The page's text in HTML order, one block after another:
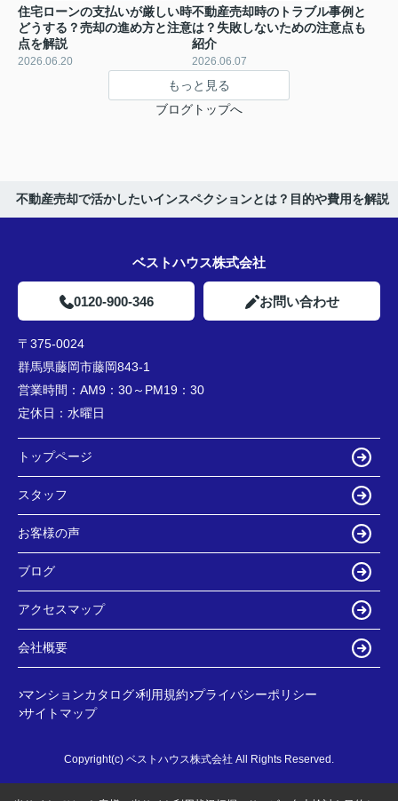
住宅ローンの支払いが厳しい時
どうする？売却の進め方と注意
点を解説
2026.06.20
不動産売却時のトラブル事例と
は？失敗しないための注意点も
紹介
2026.06.07
もっと見る
ブログトップへ
不動産売却で活かしたいインスペクションとは？目的や費用を解説
ベストハウス株式会社
0120-900-346 お問い合わせ
〒375-0024
群馬県藤岡市藤岡843-1
営業時間： AM9：30～PM19：30
定休日： 水曜日
トップページ
スタッフ
お客様の声
ブログ
アクセスマップ
会社概要
マンションカタログ 利用規約 プライバシーポリシー
サイトマップ
Copyright(c) ベストハウス株式会社 All Rights Reserved.